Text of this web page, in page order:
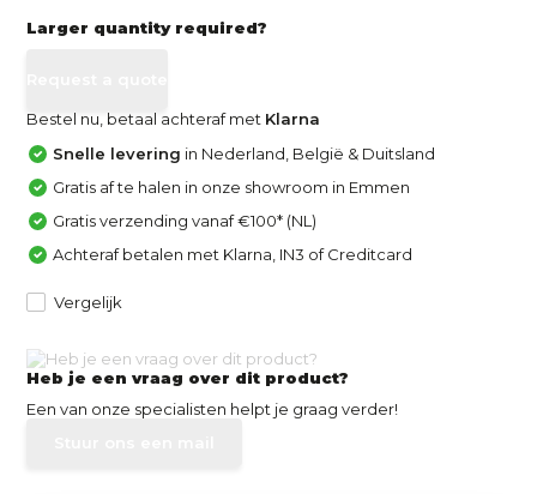
Larger quantity required?
Bestel nu, betaal achteraf met Klarna
Snelle levering in Nederland, België & Duitsland
Gratis af te halen in onze showroom in Emmen
Gratis verzending vanaf €100* (NL)
Achteraf betalen met Klarna, IN3 of Creditcard
Vergelijk
Heb je een vraag over dit product?
Een van onze specialisten helpt je graag verder!